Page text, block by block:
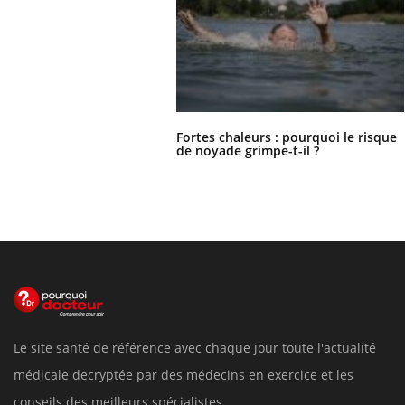
Fortes chaleurs : pourquoi le risque
de noyade grimpe-t-il ?
Le site santé de référence avec chaque jour toute l'actualité
médicale decryptée par des médecins en exercice et les